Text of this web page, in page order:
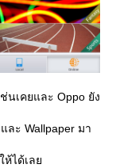
นเคยและ Oppo ยัง
ละ Wallpaper มา
ห้ได้เล